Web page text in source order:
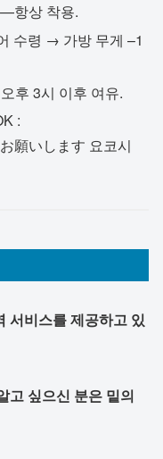
항상 착용.
수령 → 가방 무게 –1
후 3시 이후 여유.
:
願いします 요코시
서비스를 제공하고 있
고 싶으신 분은 밑의